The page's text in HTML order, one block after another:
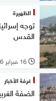
الظهيرة
توجه
القدس
l 16 فبراير 2026
غرفة الأخبار
الضفة